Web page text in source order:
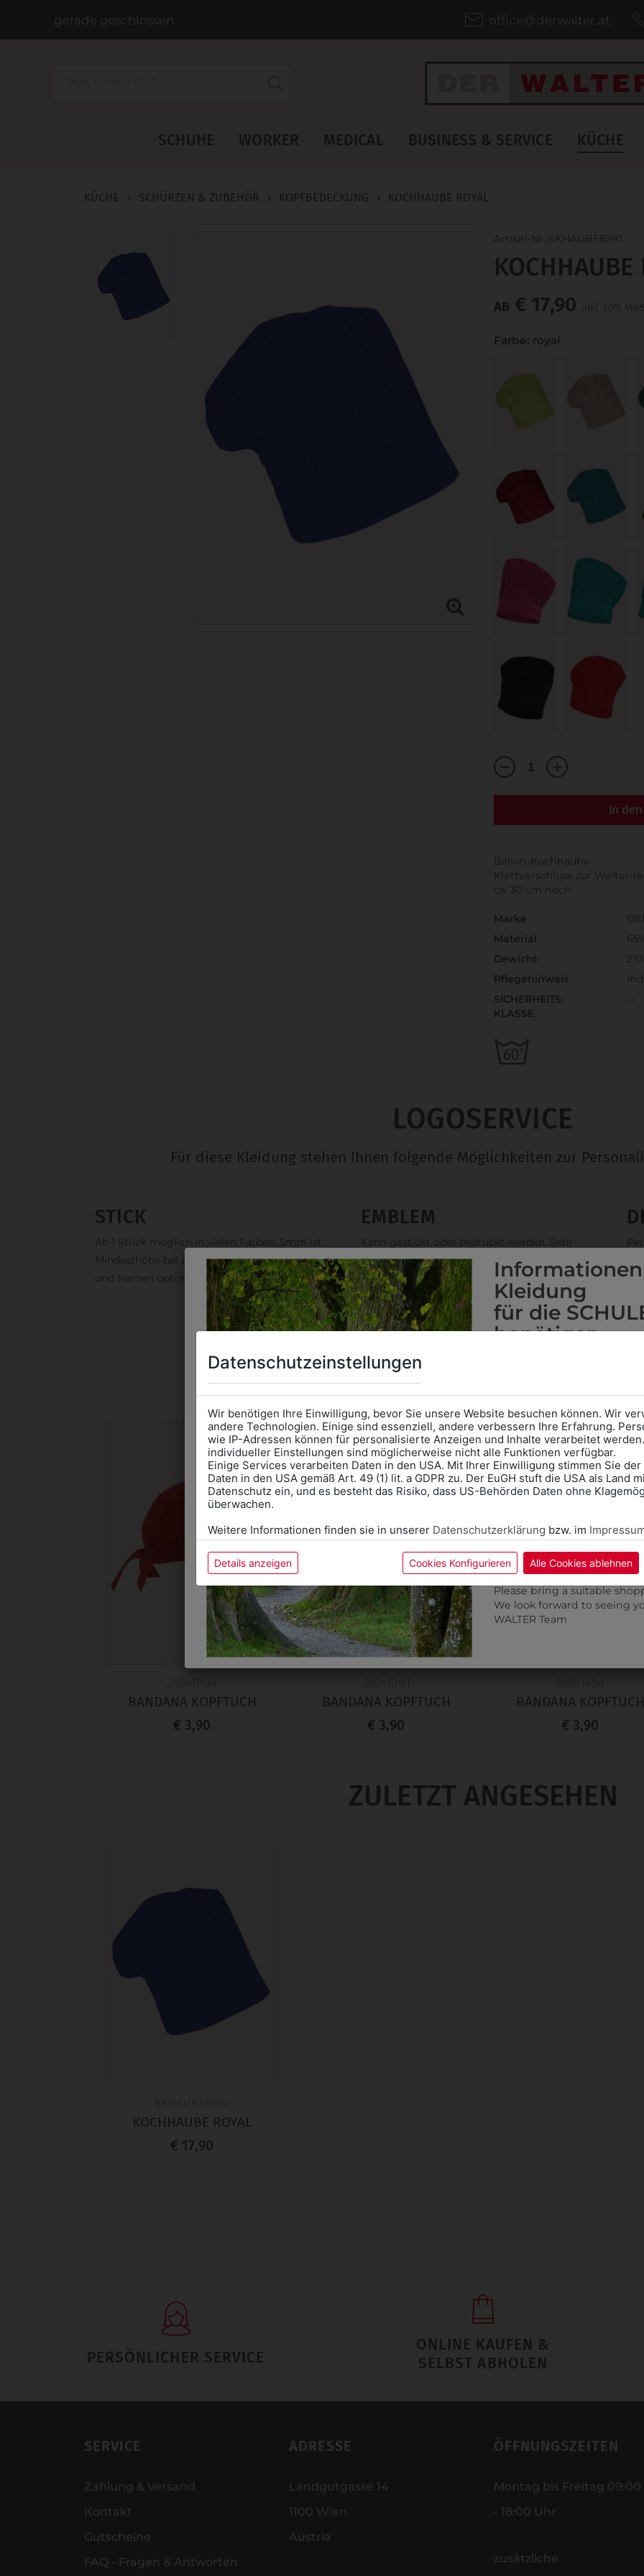
gerade geschlossen office@derwalter.at
SCHUHE WORKER MEDICAL BUSINESS & SERVICE KÜCHE
KÜCHE › SCHÜRZEN & ZUBEHÖR › KOPFBEDECKUNG › KOCHHAUBE ROYAL
Artikel-Nr. 6KHAUBE8190
KOCHHAUBE
AB € 17,90 inkl. 20%
Farbe: royal
In
Ballon-Kochhaube
Klettverschluss zur
ca. 30 cm hoch
Marke
Material
Gewicht
Pflegehinweis
SICHERHEITS
KLASSE
LOGOSERVICE
Für diese Kleidung stehen Ihnen folgende Möglichkeiten zur
STICK
Ab 1 Stück möglich in vielen Farben. 5mm ist
Mindesthöhe bei einem Schriftzug. Für Logos
und Namen optimal. Waschbar bis zu 95°C.
EMBLEM
Kann gestickt oder bedruckt werden. Sehr
vielseitig einsetzbar und beim Sticken wieder ab
1 Stück möglich.
DAS KÖNNTE IHNEN AUCH
BANDANA KOPFTUCH
€ 3,90
BANDANA KOPFTUCH
€ 3,90
BANDANA KOPFTUCH
€ 3,90
ZULETZT ANGESEHEN
KOCHHAUBE ROYAL
€ 17,90
PERSÖNLICHER SERVICE
ONLINE KAUFEN &
SELBST ABHOLEN
SERVICE
Zahlung & Versand
Kontakt
Gutscheine
FAQ - Fragen & Antworten
ADRESSE
Landgutgasse 14
1100 Wien
Austria
ÖFFNUNGSZEITEN
Montag bis Freitag 09:00
- 18:00 Uhr
zusätzliche
Datenschutzeinstellungen
Wir benötigen Ihre Einwilligung, bevor Sie unsere Website besuchen können. Wir
andere Technologien. Einige sind essenziell, andere verbessern Ihre Erfahrung.
wie IP-Adressen können für personalisierte Anzeigen und Inhalte verarbeitet
individueller Einstellungen sind möglicherweise nicht alle Funktionen verfügbar.
Einige Services verarbeiten Daten in den USA. Mit Ihrer Einwilligung stimmen Sie
Daten in den USA gemäß Art. 49 (1) lit. a GDPR zu. Der EuGH stuft die USA als Land
Datenschutz ein, und es besteht das Risiko, dass US-Behörden Daten ohne
überwachen.
Weitere Informationen finden sie in unserer Datenschutzerklärung bzw. im
Details anzeigen Cookies Konfigurieren Alle Cookies ablehnen
Kleidung
für die
benötigen
AnprobeVorort im
das Kalendersymbol.
Ohne Termin kann es zu
Bitte nehmen Sie eine
für Ihren Einkauf mit.
Wir freuen uns - Das
correct school.
calendar icon.
Without an appointment,
Please bring a suitable
We look forward to seeing
WALTER Team